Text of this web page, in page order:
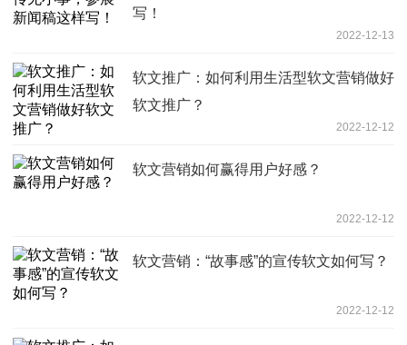
写！
2022-12-13
软文推广：如何利用生活型软文营销做好
软文推广？
2022-12-12
软文营销如何赢得用户好感？
2022-12-12
软文营销：“故事感”的宣传软文如何写？
2022-12-12